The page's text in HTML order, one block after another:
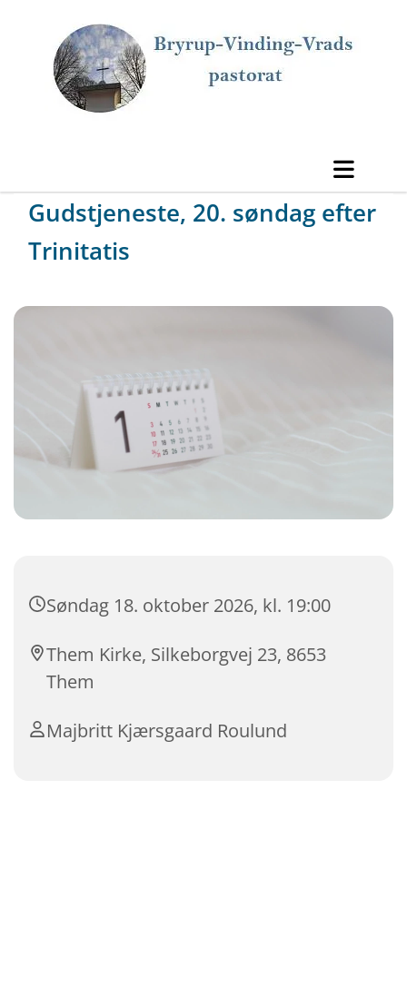
Gudstjeneste, 20. søndag efter
Trinitatis
Søndag 18. oktober 2026, kl. 19:00
Them Kirke, Silkeborgvej 23, 8653
Them
Majbritt Kjærsgaard Roulund